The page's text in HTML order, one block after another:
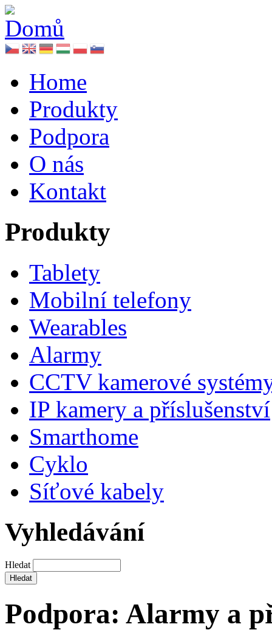
Home
Produkty
Podpora
O nás
Kontakt
Produkty
Tablety
Mobilní telefony
Wearables
Alarmy
CCTV kamerové
IP kamery a příslušenství
Smarthome
Cyklo
Síťové kabely
Vyhledávání
Hledat
Podpora: Alarmy a